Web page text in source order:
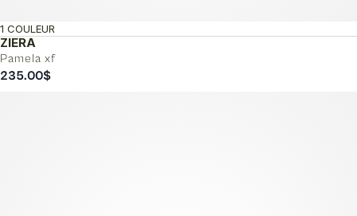
ZIERA
Pamela xf
1 COULEUR
235.00$